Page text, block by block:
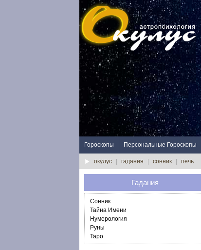
Гороскопы Персональные Гороскопы
окулус гадания сонник печь
Гадания
Сонник
Тайна Имени
Нумерология
Руны
Таро